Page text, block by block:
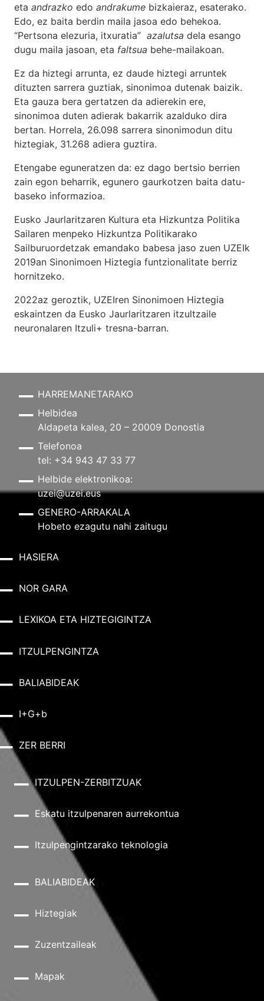
eta andrazko edo andrakume bizkaieraz, esaterako.
Edo, ez baita berdin maila jasoa edo behekoa.
“Pertsona elezuria, itxuratia” azalutsa dela esango
dugu maila jasoan, eta faltsua behe-mailakoan.
Ez da hiztegi arrunta, ez daude hiztegi arruntek
dituzten sarrera guztiak, sinonimoa dutenak baizik.
Eta gauza bera gertatzen da adierekin ere,
sinonimoa duten adierak bakarrik azalduko dira
bertan. Horrela, 26.098 sarrera sinonimodun ditu
hiztegiak, 31.268 adiera guztira.
Etengabe eguneratzen da: ez dago bertsio berrien
zain egon beharrik, egunero gaurkotzen baita datu-
baseko informazioa.
Eusko Jaurlaritzaren Kultura eta Hizkuntza Politika
Sailaren menpeko Hizkuntza Politikarako
Sailburuordetzak emandako babesa jaso zuen UZEIk
2019an Sinonimoen Hiztegia funtzionalitate berriz
hornitzeko.
2022az geroztik, UZEIren Sinonimoen Hiztegia
eskaintzen da Eusko Jaurlaritzaren itzultzaile
neuronalaren Itzuli+ tresna-barran.
HARREMANETARAKO
Helbidea
Aldapeta kalea, 20 – 20009 Donostia
Telefonoa
tel: +34 943 47 33 77
Helbide elektronikoa:
uzei@uzei.eus
GENERO-ARRAKALA
Hobeto ezagutu nahi zaitugu
HASIERA
NOR GARA
LEXIKOA ETA HIZTEGIGINTZA
ITZULPENGINTZA
BALIABIDEAK
I+G+b
ZER BERRI
ITZULPEN-ZERBITZUAK
Eskatu itzulpenaren aurrekontua
Itzulpengintzarako teknologia
BALIABIDEAK
Hiztegiak
Zuzentzaileak
Mapak